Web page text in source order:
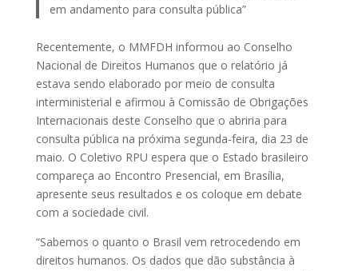
em andamento para consulta pública”
Recentemente, o MMFDH informou ao Conselho
Nacional de Direitos Humanos que o relatório já
estava sendo elaborado por meio de consulta
interministerial e afirmou à Comissão de Obrigações
Internacionais deste Conselho que o abriria para
consulta pública na próxima segunda-feira, dia 23 de
maio. O Coletivo RPU espera que o Estado brasileiro
compareça ao Encontro Presencial, em Brasília,
apresente seus resultados e os coloque em debate
com a sociedade civil.
“Sabemos o quanto o Brasil vem retrocedendo em
direitos humanos. Os dados que dão substância à